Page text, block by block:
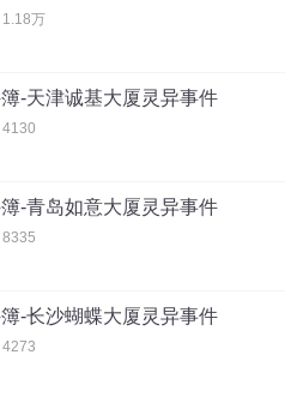
1.18万
-天津诚基大厦灵异事件
4130
-青岛如意大厦灵异事件
8335
-长沙蝴蝶大厦灵异事件
4273